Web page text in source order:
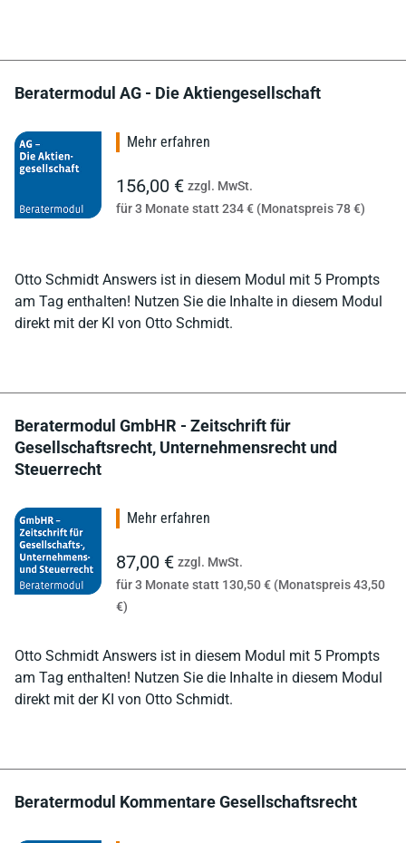
Beratermodul AG - Die Aktiengesellschaft
Otto Schmidt Answers ist in diesem Modul mit 5 Prompts
am Tag enthalten! Nutzen Sie die Inhalte in diesem Modul
direkt mit der KI von Otto Schmidt.
Mehr erfahren
156,00 € zzgl. MwSt.
für 3 Monate statt 234 € (Monatspreis 78 €)
Beratermodul GmbHR - Zeitschrift für
Gesellschaftsrecht, Unternehmensrecht und
Steuerrecht
Otto Schmidt Answers ist in diesem Modul mit 5 Prompts
am Tag enthalten! Nutzen Sie die Inhalte in diesem Modul
direkt mit der KI von Otto Schmidt.
Mehr erfahren
87,00 € zzgl. MwSt.
für 3 Monate statt 130,50 € (Monatspreis 43,50
€)
Beratermodul Kommentare Gesellschaftsrecht